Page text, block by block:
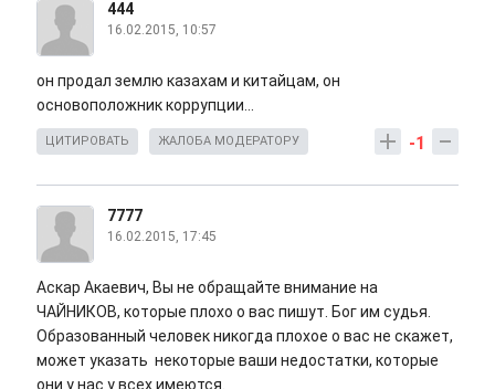
444
16.02.2015, 10:57
он продал землю казахам и китайцам, он
основоположник коррупции...
-1
ЦИТИРОВАТЬ ЖАЛОБА МОДЕРАТОРУ
7777
16.02.2015, 17:45
Аскар Акаевич, Вы не обращайте внимание на
ЧАЙНИКОВ, которые плохо о вас пишут. Бог им судья.
Образованный человек никогда плохое о вас не скажет,
может указать некоторые ваши недостатки, которые
они у нас у всех имеются.